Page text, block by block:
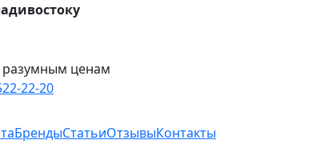
ценам
22-20
БрендыСтатьиОтзывыКонтакты